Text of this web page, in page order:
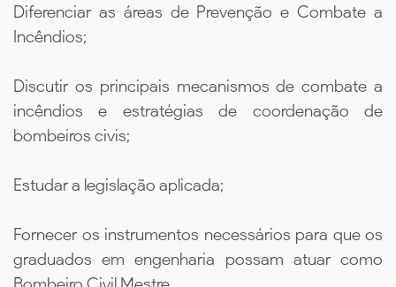
Diferenciar as áreas de Prevenção e Combate a
Incêndios;
Discutir os principais mecanismos de combate a
incêndios e estratégias de coordenação de
bombeiros civis;
Estudar a legislação aplicada;
Fornecer os instrumentos necessários para que os
graduados em engenharia possam atuar como